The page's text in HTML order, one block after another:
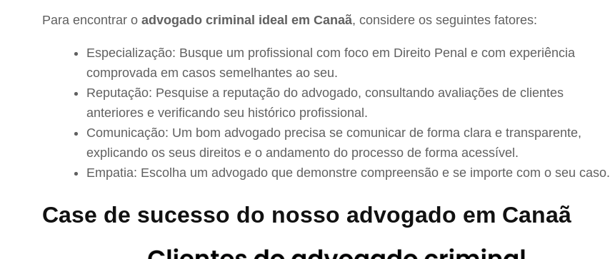
Para encontrar o advogado criminal ideal em Canaã, considere os seguintes fatores:
Especialização: Busque um profissional com foco em Direito Penal e com experiência
comprovada em casos semelhantes ao seu.
Reputação: Pesquise a reputação do advogado, consultando avaliações de clientes
anteriores e verificando seu histórico profissional.
Comunicação: Um bom advogado precisa se comunicar de forma clara e transparente,
explicando os seus direitos e o andamento do processo de forma acessível.
Empatia: Escolha um advogado que demonstre compreensão e se importe com o seu caso.
Case de sucesso do nosso advogado em Canaã